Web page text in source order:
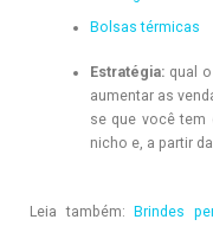
Bolsas térmicas
Estratégia: qual
aumentar as
se que você tem
nicho e, a partir
Leia também:
Brindes